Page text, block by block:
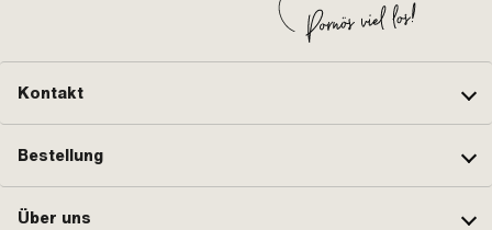
Kontakt
Bestellung
Über uns